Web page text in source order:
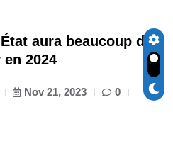
aura beaucoup de
2024
Nov 21, 2023
0